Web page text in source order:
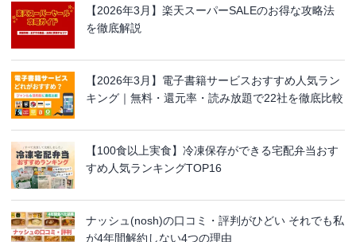
【2026年3月】楽天スーパーSALEのお得な攻略法
を徹底解説
【2026年3月】電子書籍サービスおすすめ人気ラン
キング｜無料・還元率・読み放題で22社を徹底比較
【100食以上実食】冷凍保存ができる宅配弁当おす
すめ人気ランキングTOP16
ナッシュ(nosh)の口コミ・評判がひどい それでも私
が4年間解約しない4つの理由